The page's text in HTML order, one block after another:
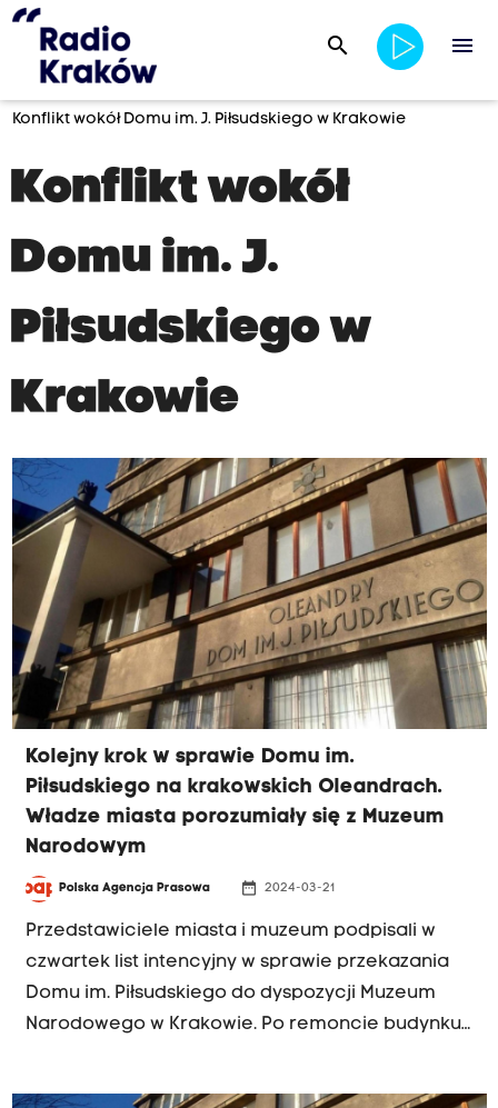
search menu
Konflikt wokół Domu im. J. Piłsudskiego w Krakowie
Konflikt wokół
Domu im. J.
Piłsudskiego w
Krakowie
Kolejny krok w sprawie Domu im.
Piłsudskiego na krakowskich Oleandrach.
Władze miasta porozumiały się z Muzeum
Narodowym
Polska Agencja Prasowa date_range 2024-03-21
Przedstawiciele miasta i muzeum podpisali w
czwartek list intencyjny w sprawie przekazania
Domu im. Piłsudskiego do dyspozycji Muzeum
Narodowego w Krakowie. Po remoncie budynku